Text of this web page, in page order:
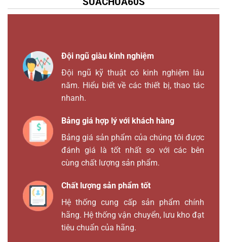
Đội ngũ giàu kinh nghiệm
Đội ngũ kỹ thuật có kinh nghiệm lâu
năm. Hiểu biết về các thiết bị, thao tác
nhanh.
Bảng giá hợp lý với khách hàng
Bảng giá sản phẩm của chúng tôi được
đánh giá là tốt nhất so với các bên
cùng chất lượng sản phẩm.
Chất lượng sản phẩm tốt
Hệ thống cung cấp sản phẩm chính
hãng. Hệ thống vận chuyển, lưu kho đạt
tiêu chuẩn của hãng.